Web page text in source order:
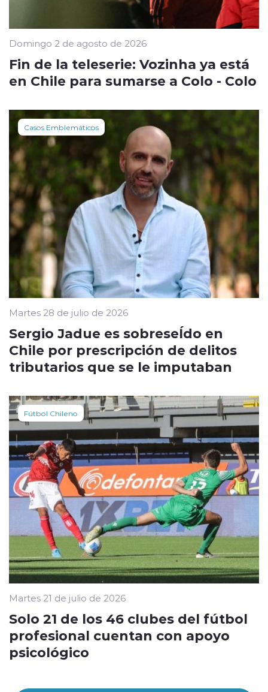
Domingo 2 de agosto de 2026
Fin de la teleserie: Vozinha ya está
en Chile para sumarse a Colo - Colo
Casos Emblemáticos
Martes 28 de julio de 2026
Sergio Jadue es sobreseÍdo en
Chile por prescripción de delitos
tributarios que se le imputaban
Fútbol Chileno
Martes 21 de julio de 2026
Solo 21 de los 46 clubes del fútbol
profesional cuentan con apoyo
psicológico